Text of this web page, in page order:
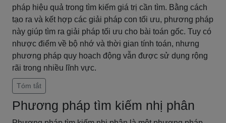
pháp hiệu quả trong tìm kiếm giá trị cần tìm. Bằng cách
tạo ra và kết hợp các giải pháp con tối ưu, phương pháp
này giúp tìm ra giải pháp tối ưu cho bài toán gốc. Tuy có
nhược điểm về bộ nhớ và thời gian tính toán, nhưng
phương pháp quy hoạch động vẫn được sử dụng rộng
rãi trong nhiều lĩnh vực.
Tóm tắt
Phương pháp tìm kiếm nhị phân